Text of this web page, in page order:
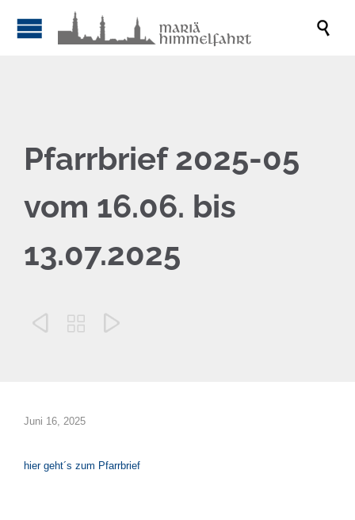

Pfarrbrief 2025-05
vom 16.06. bis
13.07.2025
  
Juni 16, 2025
hier geht´s zum Pfarrbrief